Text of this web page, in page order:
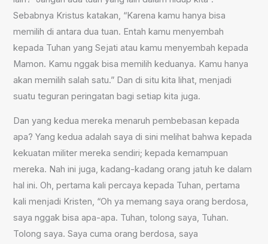
Sebabnya Kristus katakan, “Karena kamu hanya bisa
memilih di antara dua tuan. Entah kamu menyembah
kepada Tuhan yang Sejati atau kamu menyembah kepada
Mamon. Kamu nggak bisa memilih keduanya. Kamu hanya
akan memilih salah satu.” Dan di situ kita lihat, menjadi
suatu teguran peringatan bagi setiap kita juga.
Dan yang kedua mereka menaruh pembebasan kepada
apa? Yang kedua adalah saya di sini melihat bahwa kepada
kekuatan militer mereka sendiri; kepada kemampuan
mereka. Nah ini juga, kadang-kadang orang jatuh ke dalam
hal ini. Oh, pertama kali percaya kepada Tuhan, pertama
kali menjadi Kristen, “Oh ya memang saya orang berdosa,
saya nggak bisa apa-apa. Tuhan, tolong saya, Tuhan.
Tolong saya. Saya cuma orang berdosa, saya